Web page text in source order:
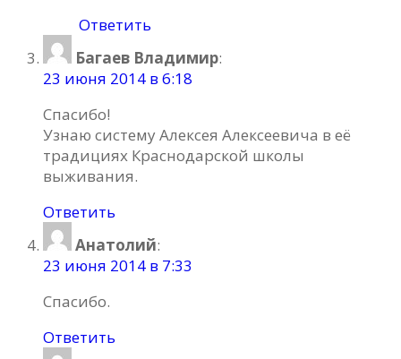
Ответить
Багаев Владимир:
23 июня 2014 в 6:18
Спасибо!
Узнаю систему Алексея Алексеевича в её
традициях Краснодарской школы
выживания.
Ответить
Анатолий:
23 июня 2014 в 7:33
Спасибо.
Ответить